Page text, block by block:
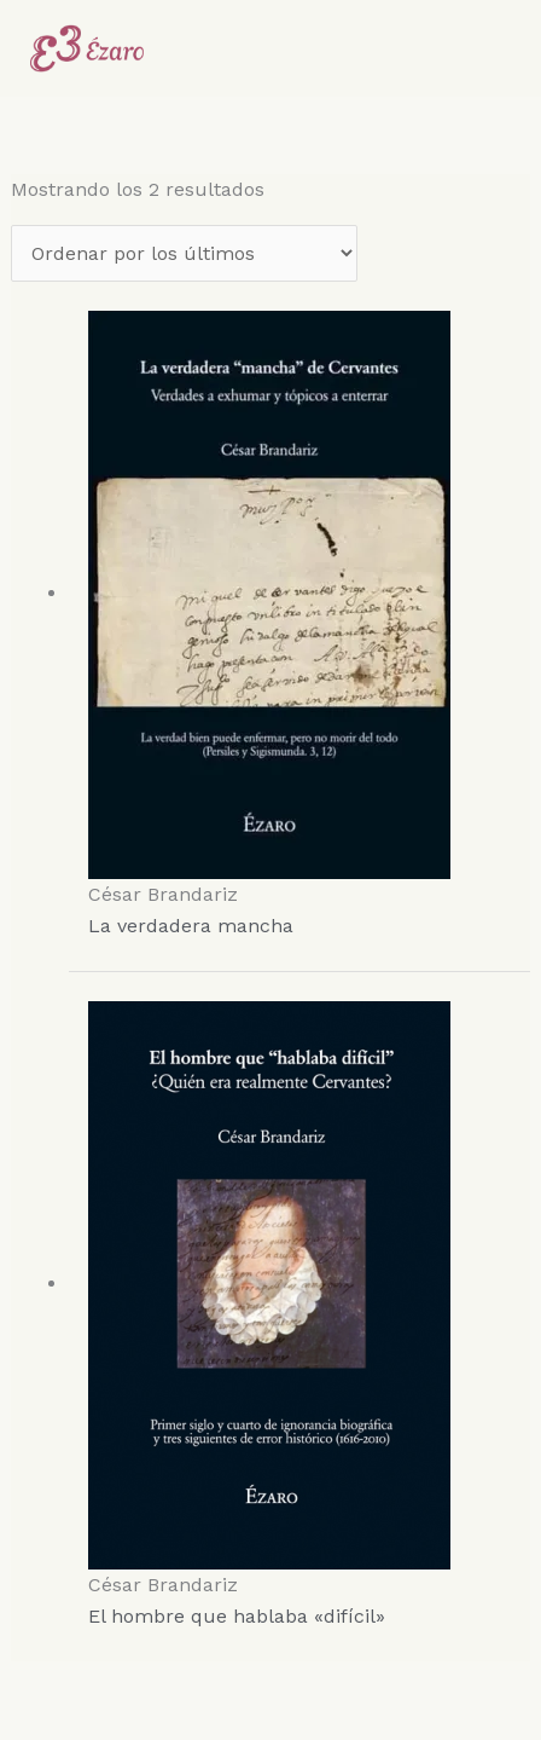
contenido
Mostrando los 2 resultados
César Brandariz
La verdadera mancha
César Brandariz
El hombre que hablaba «difícil»